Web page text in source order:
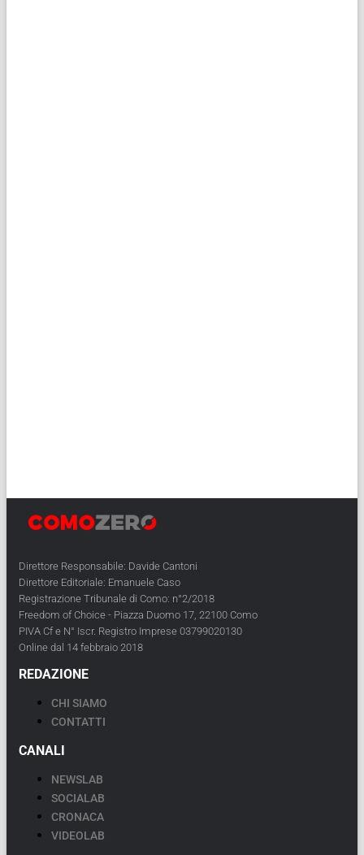
Direttore Responsabile: Davide Cantoni
Direttore Editoriale: Emanuele Caso
Registrazione Tribunale di Como: n°2/2018
Freedom of Choice - Piazza Duomo 17, 22100 Como
PIVA Cf e N° Iscr. Registro Imprese 03799020130
Online dal 14 febbraio 2018
REDAZIONE
CHI SIAMO
CONTATTI
CANALI
NEWSLAB
SOCIALAB
CRONACA
VIDEOLAB